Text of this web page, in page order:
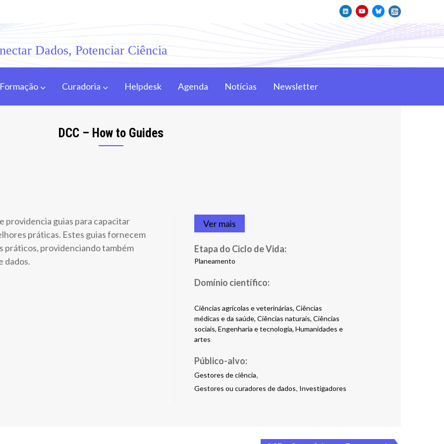
Dados, Potenciar Ciência
Formação Curadoria Helpdesk Agenda Notícias Newsletter
DCC – How to Guides
providencia guias para capacitar
práticas. Estes guias fornecem
práticos, providenciando também
dados.
Ver mais
Etapa do Ciclo de Vida:
Planeamento
Ciências agrícolas e veterinárias, Ciências
médicas e da saúde, Ciências naturais, Ciências
sociais, Engenharia e tecnologia, Humanidades e
artes
Público-alvo:
Gestores de ciência,
Gestores ou curadores de dados, Investigadores